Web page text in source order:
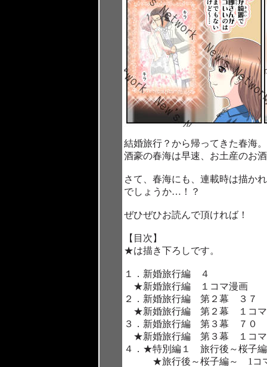
結婚旅行？から帰ってきた春海。
酒豪の春海は早速、お土産のお
さて、春海にも、連載時は描か
でしょうか…！？
ぜひぜひお読んで頂ければ！
【目次】
★は描き下ろしです。
１．新婚旅行編 ４
★新婚旅行編 １コマ漫画
２．新婚旅行編 第２幕 ３７
★新婚旅行編 第２幕 １コマ
３．新婚旅行編 第３幕 ７０
★新婚旅行編 第３幕 １コマ
４．★特別編１ 旅行後～桜子
★旅行後～桜子編～ 1コ